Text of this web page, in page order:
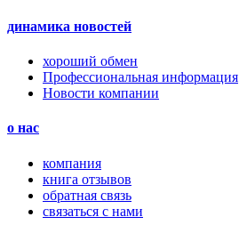
динамика новостей
хороший обмен
Профессиональная информация
Новости компании
о нас
компания
книга отзывов
обратная связь
связаться с нами